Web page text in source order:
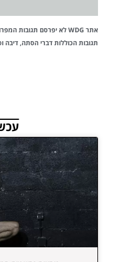
אתר WDG לא יפרסם תגובות המפרות את
תגובות הכוללות דברי הסתה, דיבה